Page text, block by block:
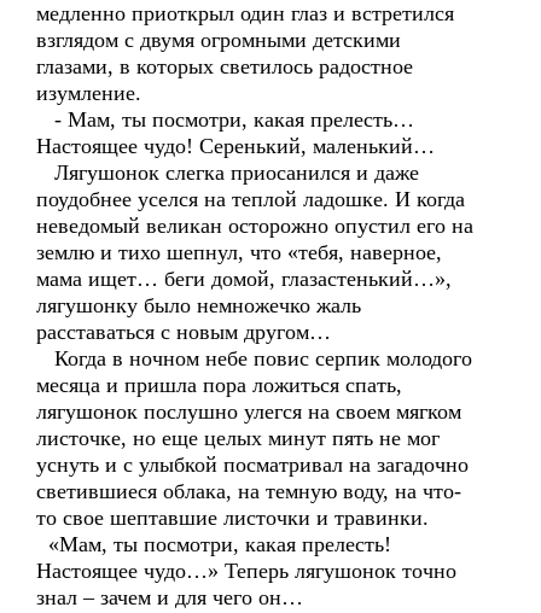
медленно приоткрыл один глаз и встретился
взглядом с двумя огромными детскими
глазами, в которых светилось радостное
изумление.
- Мам, ты посмотри, какая прелесть…
Настоящее чудо! Серенький, маленький…
Лягушонок слегка приосанился и даже
поудобнее уселся на теплой ладошке. И когда
неведомый великан осторожно опустил его на
землю и тихо шепнул, что «тебя, наверное,
мама ищет… беги домой, глазастенький…»,
лягушонку было немножечко жаль
расставаться с новым другом…
Когда в ночном небе повис серпик молодого
месяца и пришла пора ложиться спать,
лягушонок послушно улегся на своем мягком
листочке, но еще целых минут пять не мог
уснуть и с улыбкой посматривал на загадочно
светившиеся облака, на темную воду, на что-
то свое шептавшие листочки и травинки.
«Мам, ты посмотри, какая прелесть!
Настоящее чудо…» Теперь лягушонок точно
знал – зачем и для чего он…